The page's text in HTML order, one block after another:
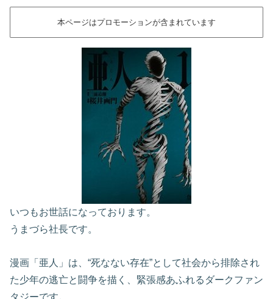
本ページはプロモーションが含まれています
いつもお世話になっております。
うまづら社長です。
漫画「亜人」は、“死なない存在”として社会から排除され
た少年の逃亡と闘争を描く、緊張感あふれるダークファン